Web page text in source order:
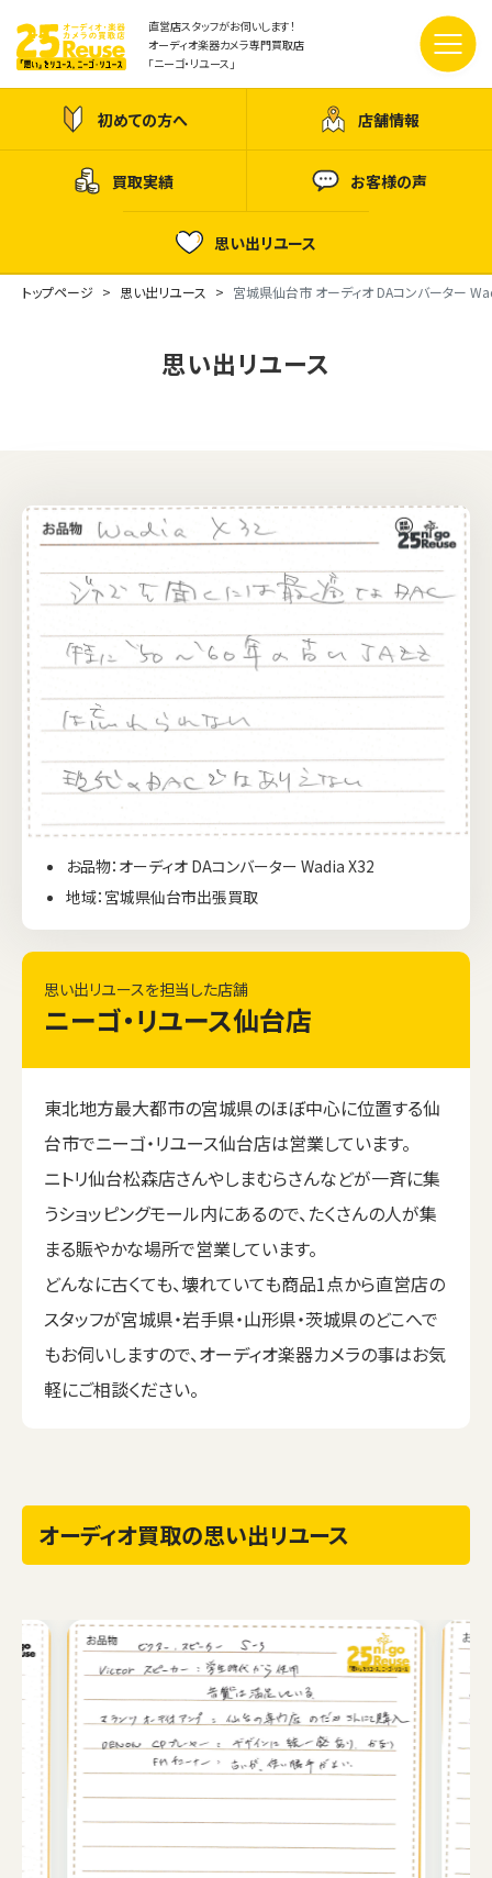
直営店スタッフがお伺いします！
オーディオ楽器カメラ専門買取店
「ニーゴ・リユース」
初めての方へ 店舗情報
買取実績 お客様の声
思い出リユース
トップページ 思い出リユース 宮城県仙台市 オーディオ DAコンバーター
思い出リユース
お品物：オーディオ DAコンバーター Wadia X32
地域：宮城県仙台市出張買取
思い出リユースを担当した店舗
ニーゴ・リユース仙台店
東北地方最大都市の宮城県のほぼ中心に位置する仙
台市でニーゴ・リユース仙台店は営業しています。
ニトリ仙台松森店さんやしまむらさんなどが一斉に集
うショッピングモール内にあるので、たくさんの人が集
まる賑やかな場所で営業しています。
どんなに古くても、壊れていても商品1点から直営店の
スタッフが宮城県・岩手県・山形県・茨城県のどこへで
もお伺いしますので、オーディオ楽器カメラの事はお気
軽にご相談ください。
オーディオ買取の思い出リユース